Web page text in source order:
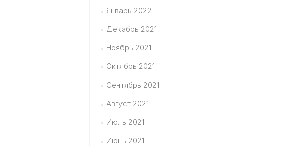
Январь 2022
Декабрь 2021
Ноябрь 2021
Октябрь 2021
Сентябрь 2021
Август 2021
Июль 2021
Июнь 2021